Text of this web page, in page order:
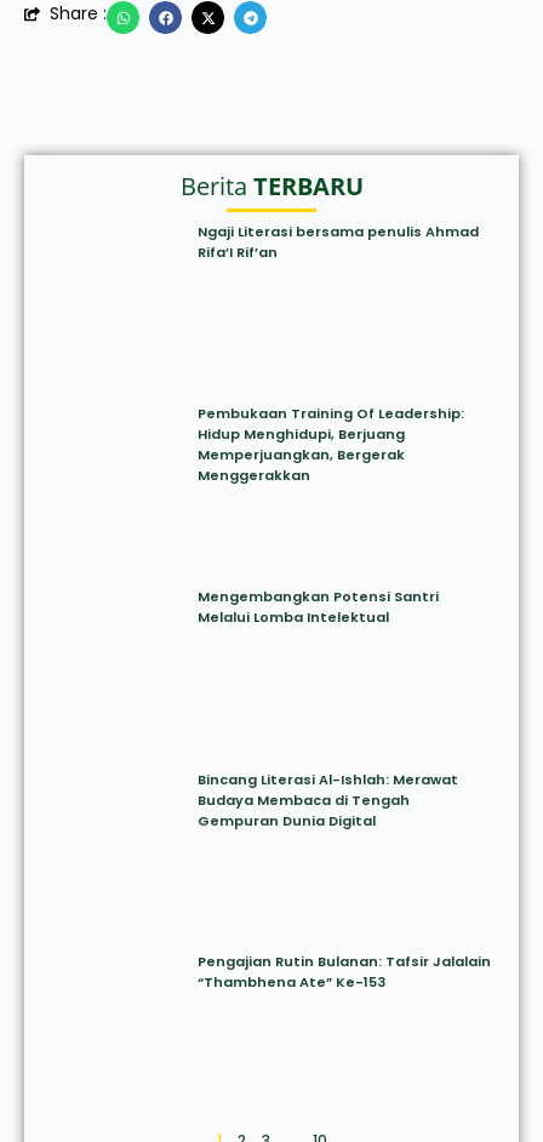
Share :
Berita TERBARU
Ngaji Literasi bersama penulis Ahmad
Rifa’I Rif’an
Pembukaan Training Of Leadership:
Hidup Menghidupi, Berjuang
Memperjuangkan, Bergerak
Menggerakkan
Mengembangkan Potensi Santri
Melalui Lomba Intelektual
Bincang Literasi Al-Ishlah: Merawat
Budaya Membaca di Tengah
Gempuran Dunia Digital
Pengajian Rutin Bulanan: Tafsir Jalalain
“Thambhena Ate” Ke-153